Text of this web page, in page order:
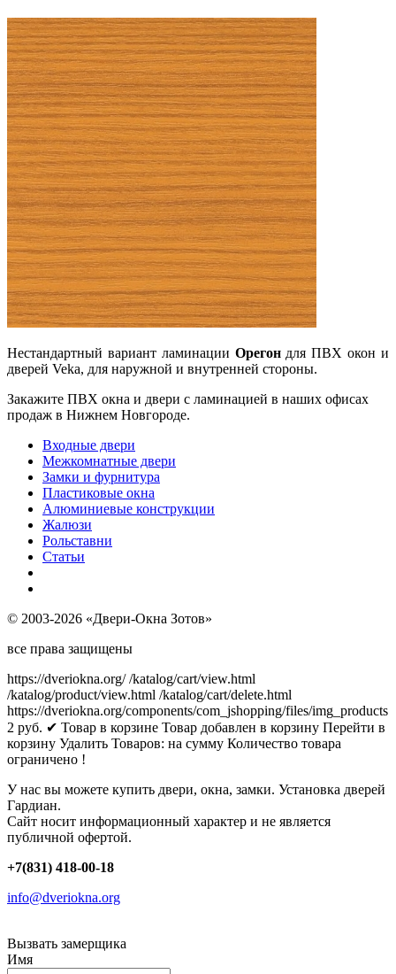
Нестандартный вариант ламинации Орегондля ПВХ окон и
дверей Veka, для наружной и внутренней стороны.
Закажите ПВХ окна и двери с ламинацией в наших офисах
продаж в Нижнем Новгороде.
Входные двери
Межкомнатные двери
Замки и фурнитура
Пластиковые окна
Алюминиевые конструкции
Жалюзи
Рольставни
Статьи
© 2003-2026 «Двери-Окна Зотов»
все права защищены
https://dveriokna.org/ /katalog/cart/view.html
/katalog/product/view.html /katalog/cart/delete.html
https://dveriokna.org/components/com_jshopping/files/img_products
2 руб. ✔ Товар в корзине Товар добавлен в корзину Перейти в
корзину Удалить Товаров: на сумму Количество товара
ограничено !
У нас вы можете купить двери, окна, замки. Установка дверей
Гардиан.
Сайт носит информационный характер и не является
публичной офертой.
+7(831) 418-00-18
info@dveriokna.org
Вызвать замерщика
Имя